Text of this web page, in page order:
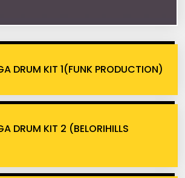
DRUM KIT 1(FUNK PRODUCTION)
DRUM KIT 2 (BELORIHILLS